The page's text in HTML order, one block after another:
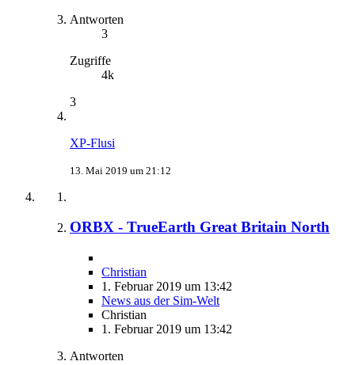
Antworten
3
Zugriffe
4k
3
XP-Flusi
13. Mai 2019 um 21:12
ORBX - TrueEarth Great Britain North
Christian
1. Februar 2019 um 13:42
News aus der Sim-Welt
Christian
1. Februar 2019 um 13:42
Antworten